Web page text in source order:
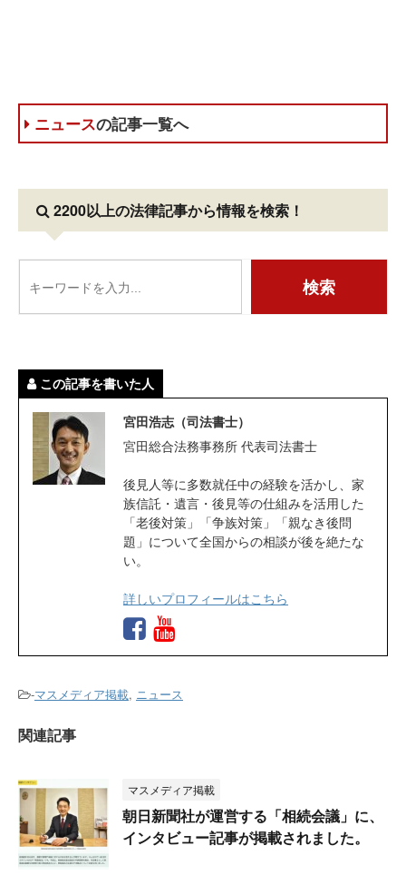
ニュースの記事一覧へ
2200以上の法律記事から情報を検索！
この記事を書いた人
宮田浩志（司法書士）
宮田総合法務事務所 代表司法書士
後見人等に多数就任中の経験を活かし、家
族信託・遺言・後見等の仕組みを活用した
「老後対策」「争族対策」「親なき後問
題」について全国からの相談が後を絶たな
い。
詳しいプロフィールはこちら
-マスメディア掲載, ニュース
関連記事
マスメディア掲載
朝日新聞社が運営する「相続会議」に、
インタビュー記事が掲載されました。